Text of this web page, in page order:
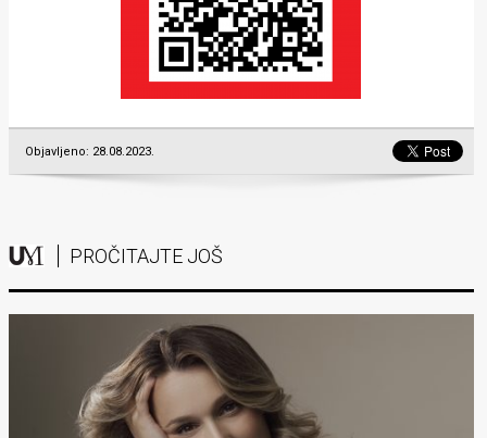
Objavljeno: 28.08.2023.
PROČITAJTE JOŠ